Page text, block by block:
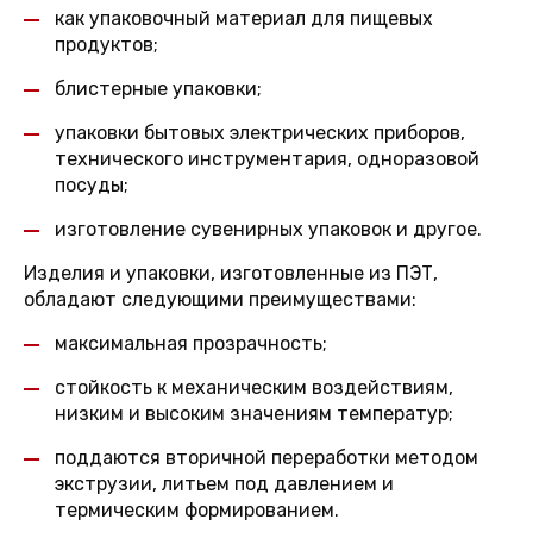
как упаковочный материал для пищевых
продуктов;
блистерные упаковки;
упаковки бытовых электрических приборов,
технического инструментария, одноразовой
посуды;
изготовление сувенирных упаковок и другое.
Изделия и упаковки, изготовленные из ПЭТ,
обладают следующими преимуществами:
максимальная прозрачность;
стойкость к механическим воздействиям,
низким и высоким значениям температур;
поддаются вторичной переработки методом
экструзии, литьем под давлением и
термическим формированием.